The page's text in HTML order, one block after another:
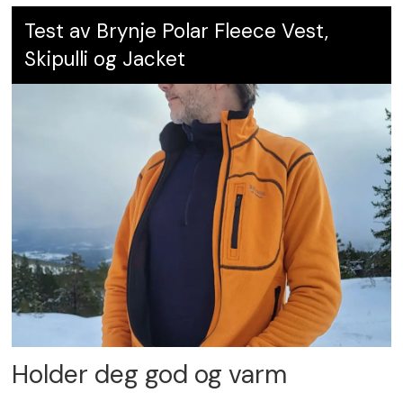
Test av Brynje Polar Fleece Vest,
Skipulli og Jacket
Holder deg god og varm